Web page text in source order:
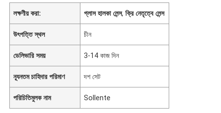
লক্ষণীয় করা: গ্লাস হালকা লেন্স,ক্রি নেতৃত্বে লেন্স
উৎপত্তি স্থল চীন
ডেলিভারি সময় 3-14 কাজ দিন
ন্যূনতম চাহিদার পরিমাণ দশ সেট
পরিচিতিমুলক নাম Sollente